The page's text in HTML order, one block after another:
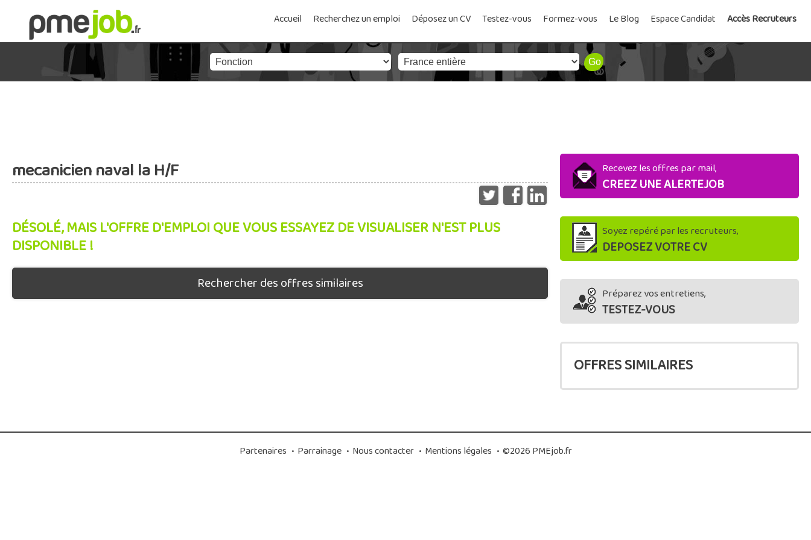
Accueil Recherchez un emploi Déposez un CV Testez-vous Formez-vous Le Blog Espace Candidat Accès Recruteurs
mecanicien naval la H/F
DÉSOLÉ, MAIS L'OFFRE D'EMPLOI QUE VOUS ESSAYEZ DE VISUALISER N'EST PLUS
DISPONIBLE !
Rechercher des offres similaires
Recevez les offres par mail,
CREEZ UNE ALERTEJOB
Soyez repéré par les recruteurs,
DEPOSEZ VOTRE CV
Préparez vos entretiens,
TESTEZ-VOUS
OFFRES SIMILAIRES
Partenaires • Parrainage • Nous contacter • Mentions légales • ©2026 PMEjob.fr